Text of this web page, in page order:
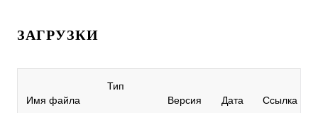
ЗАГРУЗКИ
Имя файла
Тип
Версия Дата Ссылка